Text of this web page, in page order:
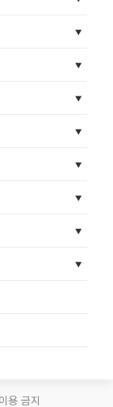
용 금지